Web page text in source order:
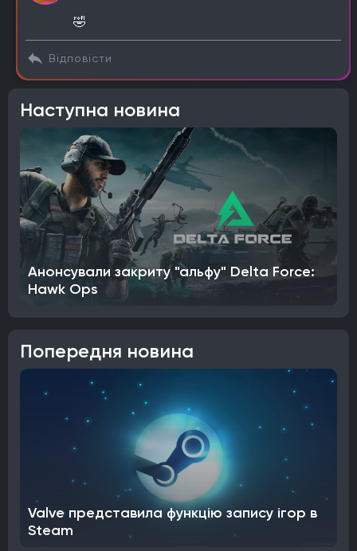
🤣
Відповісти
Наступна новина
Анонсували закриту "альфу" Delta Force:
Hawk Ops
Попередня новина
Valve представила функцію запису ігор в
Steam